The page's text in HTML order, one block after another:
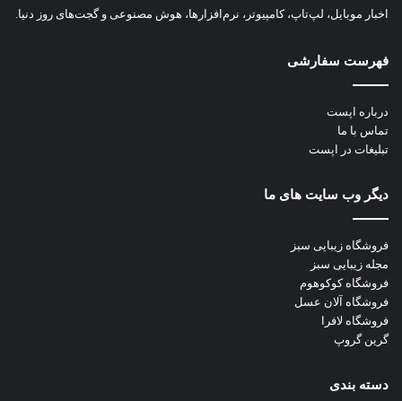
اخبار موبایل، لپ‌تاپ، کامپیوتر، نرم‌افزارها، هوش مصنوعی و گجت‌های روز دنیا.
فهرست سفارشی
درباره اپست
تماس با ما
تبلیغات در اپست
دیگر وب سایت های ما
فروشگاه زیبایی سبز
مجله زیبایی سبز
فروشگاه کوکوهوم
فروشگاه آلان عسل
فروشگاه لافرا
گرین گروپ
دسته بندی